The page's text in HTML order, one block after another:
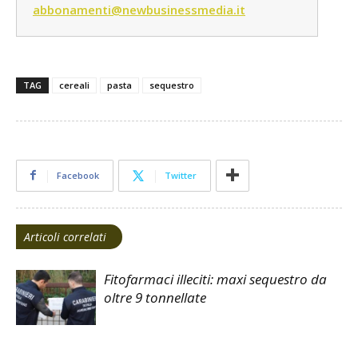
abbonamenti@newbusinessmedia.it
TAG cereali pasta sequestro
Facebook Twitter
Articoli correlati
Fitofarmaci illeciti: maxi sequestro da
oltre 9 tonnellate